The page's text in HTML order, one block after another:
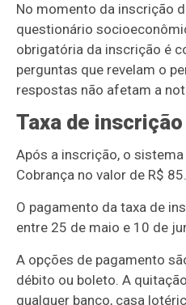
No momento da inscrição
questionário
obrigatória da inscrição é
perguntas que revelam o
respostas não afetam a
Taxa de inscrição
Após a inscrição, o sistema
Cobrança no valor de R$ 85.
O pagamento da taxa de
entre 25 de maio e 10 de
A opções de pagamento
débito ou boleto. A
qualquer banco, casa